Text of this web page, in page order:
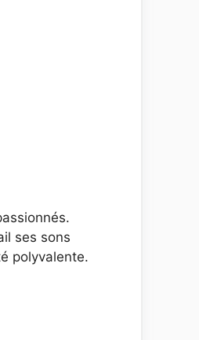
ses sons
polyvalente.